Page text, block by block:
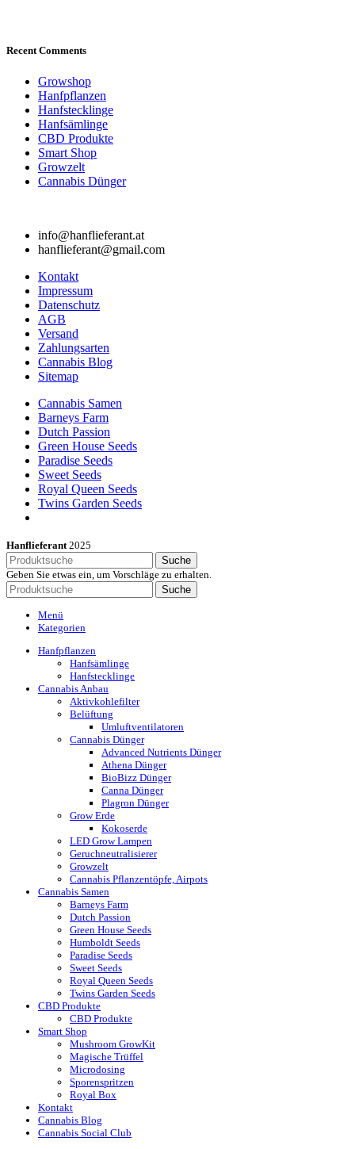
Recent Comments
Growshop
Hanfpflanzen
Hanfstecklinge
Hanfsämlinge
CBD Produkte
Smart Shop
Growzelt
Cannabis Dünger
info@hanflieferant.at
hanflieferant@gmail.com
Kontakt
Impressum
Datenschutz
AGB
Versand
Zahlungsarten
Cannabis Blog
Sitemap
Cannabis Samen
Barneys Farm
Dutch Passion
Green House Seeds
Paradise Seeds
Sweet Seeds
Royal Queen Seeds
Twins Garden Seeds
Hanflieferant 2025
Suche
Geben Sie etwas ein, um Vorschläge zu erhalten.
Suche
Menü
Kategorien
Hanfpflanzen
Hanfsämlinge
Hanfstecklinge
Cannabis Anbau
Aktivkohlefilter
Belüftung
Umluftventilatoren
Cannabis Dünger
Advanced Nutrients Dünger
Athena Dünger
BioBizz Dünger
Canna Dünger
Plagron Dünger
Grow Erde
Kokoserde
LED Grow Lampen
Geruchneutralisierer
Growzelt
Cannabis Pflanzentöpfe, Airpots
Cannabis Samen
Barneys Farm
Dutch Passion
Green House Seeds
Humboldt Seeds
Paradise Seeds
Sweet Seeds
Royal Queen Seeds
Twins Garden Seeds
CBD Produkte
CBD Produkte
Smart Shop
Mushroom GrowKit
Magische Trüffel
Microdosing
Sporenspritzen
Royal Box
Kontakt
Cannabis Blog
Cannabis Social Club